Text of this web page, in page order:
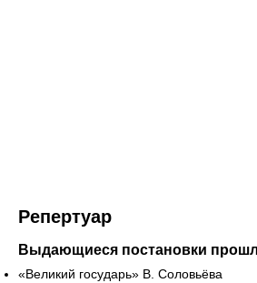
Репертуар
Выдающиеся постановки
«Великий государь» В. Соловьёва